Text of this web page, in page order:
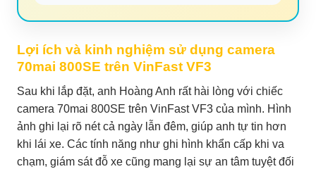
Lợi ích và kinh nghiệm sử dụng camera
70mai 800SE trên VinFast VF3
Sau khi lắp đặt, anh Hoàng Anh rất hài lòng với chiếc
camera 70mai 800SE trên VinFast VF3 của mình. Hình
ảnh ghi lại rõ nét cả ngày lẫn đêm, giúp anh tự tin hơn
khi lái xe. Các tính năng như ghi hình khẩn cấp khi va
chạm, giám sát đỗ xe cũng mang lại sự an tâm tuyệt đối